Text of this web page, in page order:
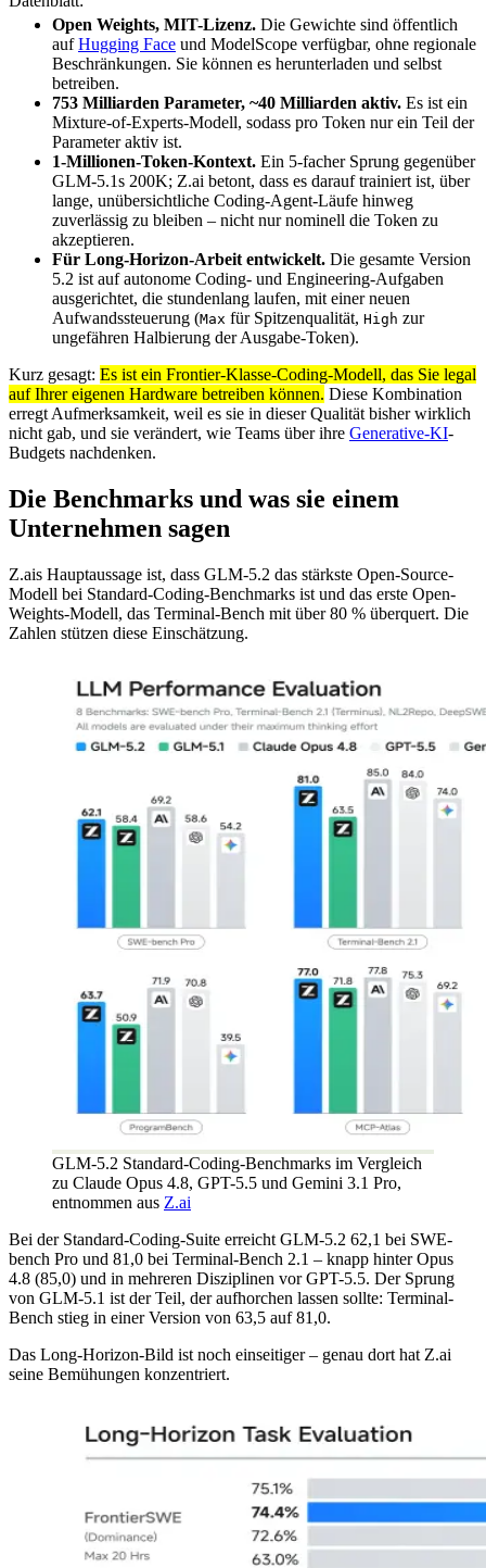
Open Weights, MIT-Lizenz. Die Gewichte sind öffentlich
aufHugging Face und ModelScope verfügbar, ohne regionale
Beschränkungen. Sie können es herunterladen und selbst
betreiben.
753 Milliarden Parameter, ~40 Milliarden aktiv. Es ist ein
Mixture-of-Experts-Modell, sodass pro Token nur ein Teil der
Parameter aktiv ist.
1-Millionen-Token-Kontext. Ein 5-facher Sprung gegenüber
GLM-5.1s 200K; Z.ai betont, dass es darauf trainiert ist, über
lange, unübersichtliche Coding-Agent-Läufe hinweg
zuverlässig zu bleiben – nicht nur nominell die Token zu
akzeptieren.
Für Long-Horizon-Arbeit entwickelt. Die gesamte Version
5.2 ist auf autonome Coding- und Engineering-Aufgaben
ausgerichtet, die stundenlang laufen, mit einer neuen
Aufwandssteuerung (Max für Spitzenqualität, High zur
ungefähren Halbierung der Ausgabe-Token).
Kurz gesagt: Es ist ein Frontier-Klasse-Coding-Modell, das Sie legal
auf Ihrer eigenen Hardware betreiben können. Diese Kombination
erregt Aufmerksamkeit, weil es sie in dieser Qualität bisher wirklich
nicht gab, und sie verändert, wie Teams über ihre Generative-KI-
Budgets nachdenken.
Die Benchmarks und was sie einem
Unternehmen sagen
Z.ais Hauptaussage ist, dass GLM-5.2 das stärkste Open-Source-
Modell bei Standard-Coding-Benchmarks ist und das erste Open-
Weights-Modell, das Terminal-Bench mit über 80 % überquert. Die
Zahlen stützen diese Einschätzung.
GLM-5.2 Standard-Coding-Benchmarks im Vergleich
zu Claude Opus 4.8, GPT-5.5 und Gemini 3.1 Pro,
entnommen aus Z.ai
Bei der Standard-Coding-Suite erreicht GLM-5.2 62,1 bei SWE-
bench Pro und 81,0 bei Terminal-Bench 2.1 – knapp hinter Opus
4.8 (85,0) und in mehreren Disziplinen vor GPT-5.5. Der Sprung
von GLM-5.1 ist der Teil, der aufhorchen lassen sollte: Terminal-
Bench stieg in einer Version von 63,5 auf 81,0.
Das Long-Horizon-Bild ist noch einseitiger – genau dort hat Z.ai
seine Bemühungen konzentriert.